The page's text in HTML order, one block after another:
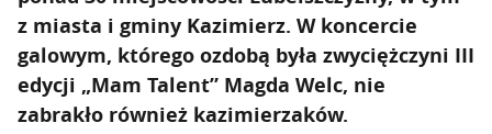
z miasta i gminy Kazimierz. W koncercie
galowym, którego ozdobą była zwyciężczyni III
edycji „Mam Talent” Magda Welc, nie
zabrakło również kazimierzaków.